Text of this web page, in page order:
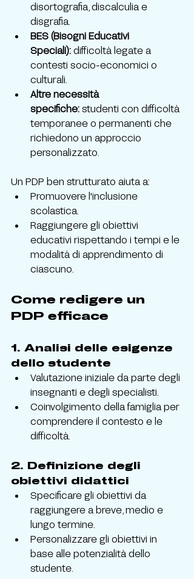
disortografia, discalculia e
disgrafia.
BES (Bisogni Educativi
Speciali): difficoltà legate a
contesti socio-economici o
culturali.
Altre necessità
specifiche: studenti con difficoltà
temporanee o permanenti che
richiedono un approccio
personalizzato.
Un PDP ben strutturato aiuta a:
Promuovere l'inclusione
scolastica.
Raggiungere gli obiettivi
educativi rispettando i tempi e le
modalità di apprendimento di
ciascuno.
Come redigere un
PDP efficace
1. Analisi delle esigenze
dello studente
Valutazione iniziale da parte degli
insegnanti e degli specialisti.
Coinvolgimento della famiglia per
comprendere il contesto e le
difficoltà.
2. Definizione degli
obiettivi didattici
Specificare gli obiettivi da
raggiungere a breve, medio e
lungo termine.
Personalizzare gli obiettivi in
base alle potenzialità dello
studente.